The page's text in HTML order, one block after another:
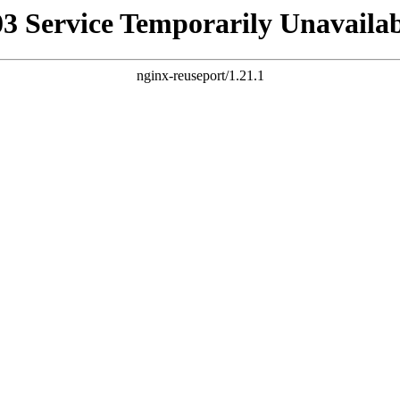
Service Temporarily
nginx-reuseport/1.21.1